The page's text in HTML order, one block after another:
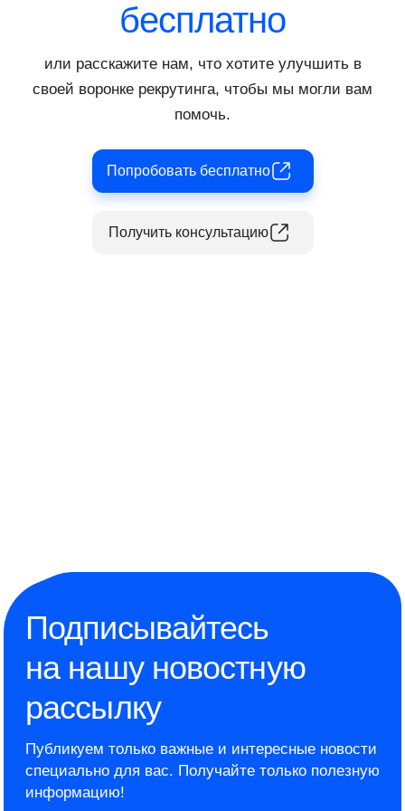
бесплатно
или расскажите нам, что хотите улучшить в
своей воронке рекрутинга, чтобы мы могли вам
помочь.
Попробовать бесплатно
Получить консультацию
Подписывайтесь
на нашу новостную
рассылку
Публикуем только важные и интересные новости
специально для вас. Получайте только полезную
информацию!